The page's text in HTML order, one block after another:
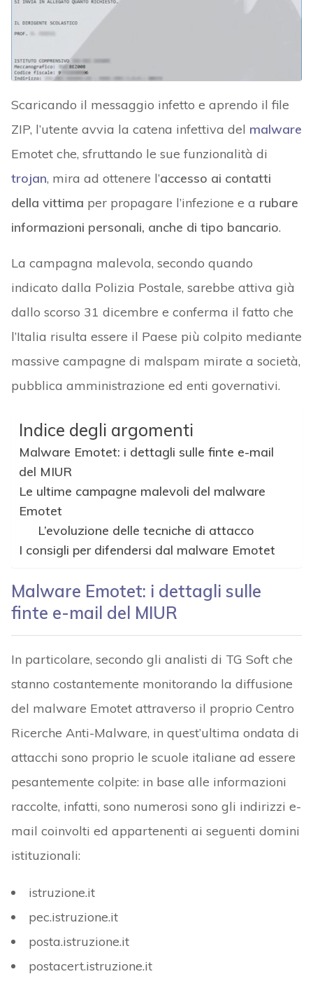
Scaricando il messaggio infetto e aprendo il file
ZIP, l’utente avvia la catena infettiva del malware
Emotet che, sfruttando le sue funzionalità di
trojan, mira ad ottenere l’accesso ai contatti
della vittima per propagare l’infezione e a rubare
informazioni personali, anche di tipo bancario.
La campagna malevola, secondo quando
indicato dalla Polizia Postale, sarebbe attiva già
dallo scorso 31 dicembre e conferma il fatto che
l’Italia risulta essere il Paese più colpito mediante
massive campagne di malspam mirate a società,
pubblica amministrazione ed enti governativi.
Indice degli argomenti
Malware Emotet: i dettagli sulle finte e-mail
del MIUR
Le ultime campagne malevoli del malware
Emotet
L’evoluzione delle tecniche di attacco
I consigli per difendersi dal malware Emotet
Malware Emotet: i dettagli sulle
finte e-mail del MIUR
In particolare, secondo gli analisti di TG Soft che
stanno costantemente monitorando la diffusione
del malware Emotet attraverso il proprio Centro
Ricerche Anti-Malware, in quest’ultima ondata di
attacchi sono proprio le scuole italiane ad essere
pesantemente colpite: in base alle informazioni
raccolte, infatti, sono numerosi sono gli indirizzi e-
mail coinvolti ed appartenenti ai seguenti domini
istituzionali:
istruzione.it
pec.istruzione.it
posta.istruzione.it
postacert.istruzione.it